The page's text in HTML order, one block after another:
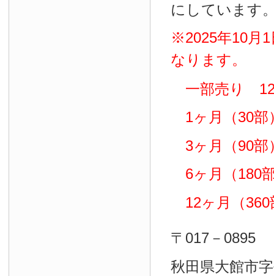
にしています
※2025年10月
なります。
一部売り
1ヶ月（30
3ヶ月（90
6ヶ月（180
12ヶ月（
〒017－0895
秋田県大館市